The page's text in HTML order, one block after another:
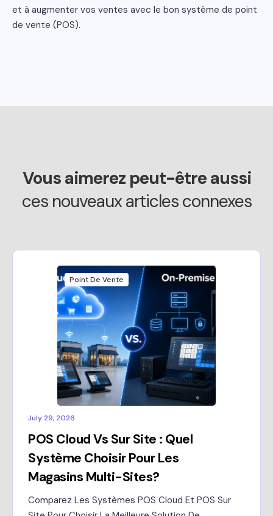
et à augmenter vos ventes avec le bon système de point
de vente (POS).
Vous aimerez peut-être aussi
ces nouveaux articles connexes
Point De Vente
July 29, 2026
POS Cloud Vs Sur Site : Quel
Système Choisir Pour Les
Magasins Multi-Sites?
Comparez Les Systèmes POS Cloud Et POS Sur